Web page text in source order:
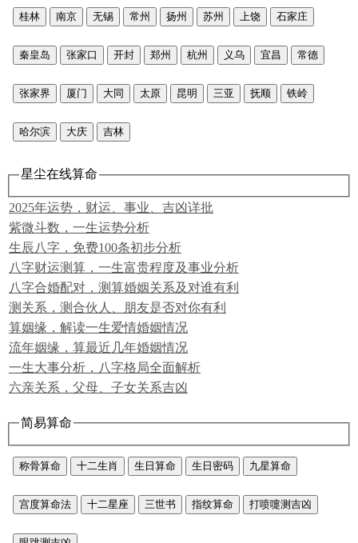
桂林 南京 无锡 常州 扬州 苏州 上饶 石家庄
秦皇岛 张家口 开封 郑州 杭州 义乌 宜昌 常德
张家界 厦门 大同 太原 昆明 三亚 抚顺 铁岭
哈尔滨 大庆 吉林
星尘在线算命
2025年运势，财运、事业、吉凶详批
紫微斗数，一生运势分析
生辰八字，免费100条初步分析
八字财运测算，一生富贵程度及事业分析
八字合婚配对，测算婚姻关系及对谁有利
测关系，测合伙人、朋友是否对你有利
算姻缘，解读一生爱情婚姻情况
流年姻缘，算最近几年婚姻情况
一生大事分析，八字格局全面解析
六亲关系，父母、子女关系吉凶
简易算命
称骨算命 十二生肖 生日算命 生日密码 九星算命
宫度算命法 十二星座 三世书 指纹算命 打喷嚏测吉凶